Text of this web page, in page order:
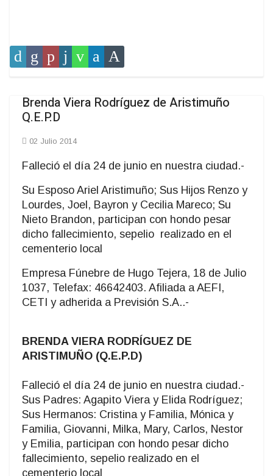
Brenda Viera Rodríguez de Aristimuño
Q.E.P.D
02 Julio 2014
Falleció el día 24 de junio en nuestra ciudad.-
Su Esposo Ariel Aristimuño; Sus Hijos Renzo y
Lourdes, Joel, Bayron y Cecilia Mareco; Su
Nieto Brandon, participan con hondo pesar
dicho fallecimiento, sepelio realizado en el
cementerio local
Empresa Fúnebre de Hugo Tejera, 18 de Julio
1037, Telefax: 46642403. Afiliada a AEFI,
CETI y adherida a Previsión S.A..-
BRENDA VIERA RODRÍGUEZ DE
ARISTIMUÑO (Q.E.P.D)
Falleció el día 24 de junio en nuestra ciudad.-
Sus Padres: Agapito Viera y Elida Rodríguez;
Sus Hermanos: Cristina y Familia, Mónica y
Familia, Giovanni, Milka, Mary, Carlos, Nestor
y Emilia, participan con hondo pesar dicho
fallecimiento, sepelio realizado en el
cementerio local